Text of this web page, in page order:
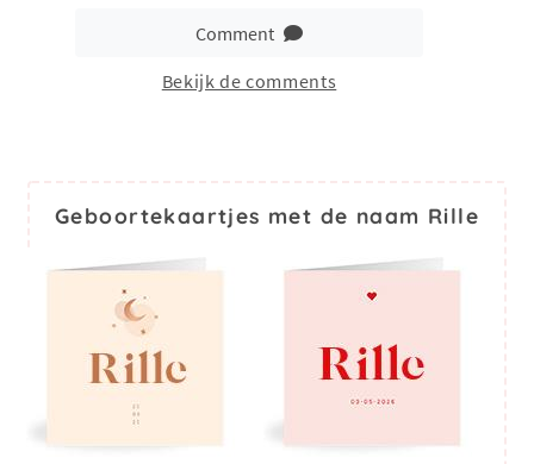
Comment
Bekijk de comments
Geboortekaartjes met de naam Rille